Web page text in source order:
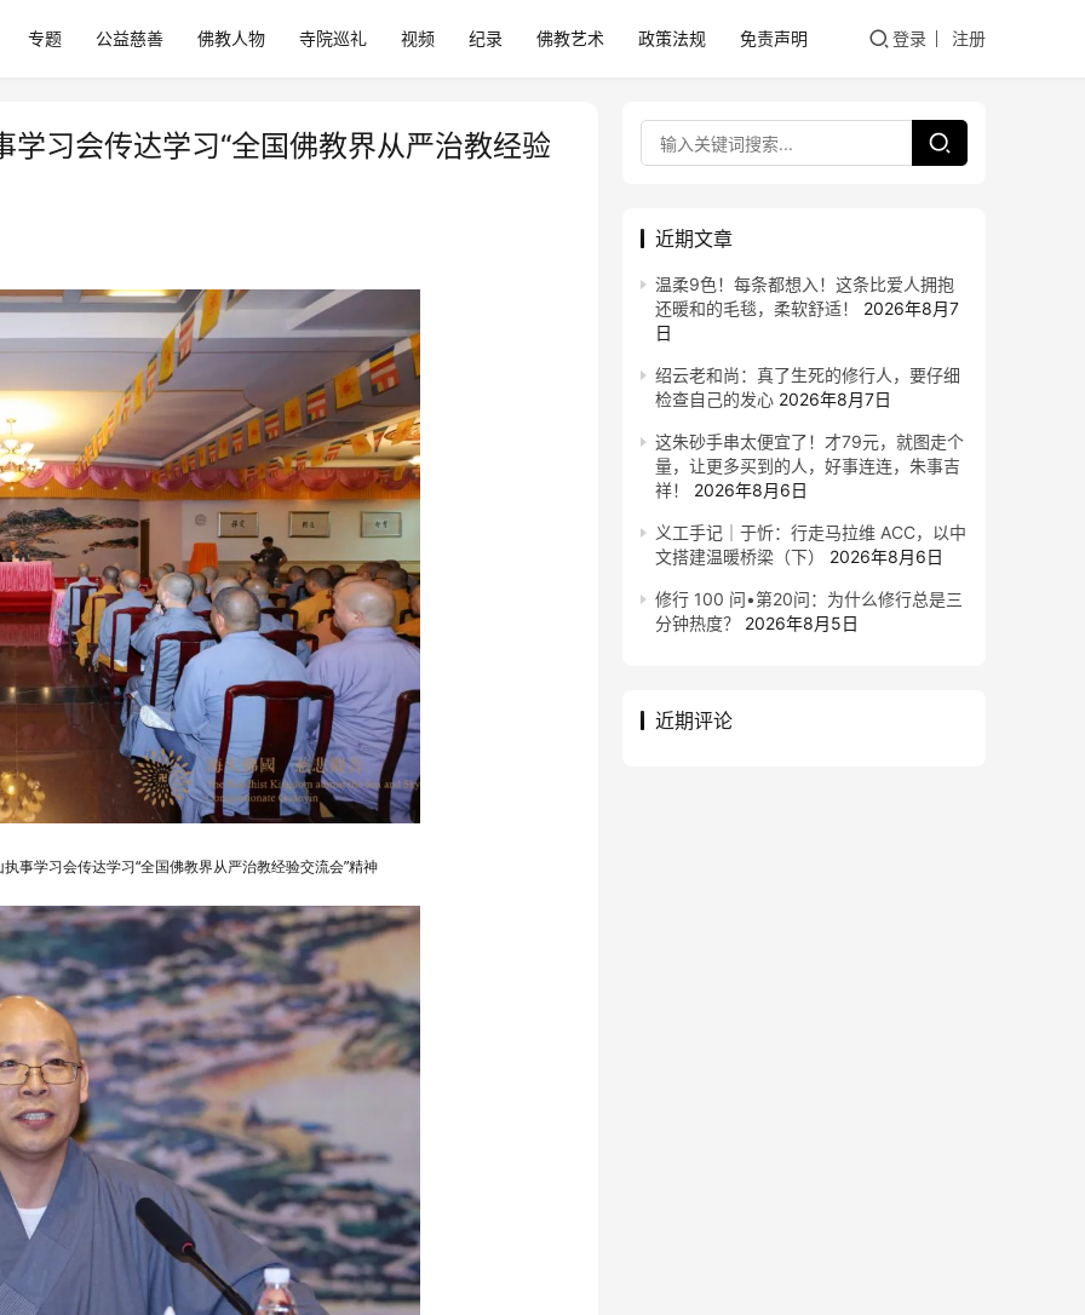
专题 公益慈善 佛教人物 寺院巡礼 视频 纪录 佛教艺术 政策法规 免责声明 登录 注册
习会传达学习“全国佛教界从严治教经验
事学习会传达学习“全国佛教界从严治教经验交流会”精神
近期文章
温柔9色！每条都想入！这条比爱人拥抱
还暖和的毛毯，柔软舒适！
2026年8月7
日
绍云老和尚：真了生死的修行人，要仔细
检查自己的发心 2026年8月7日
这朱砂手串太便宜了！才79元，就图走个
量，让更多买到的人，好事连连，朱事吉
祥！
2026年8月6日
义工手记｜于忻：行走马拉维 ACC，以中
文搭建温暖桥梁（下）
2026年8月6日
修行 100 问•第20问：为什么修行总是三
分钟热度？
2026年8月5日
近期评论